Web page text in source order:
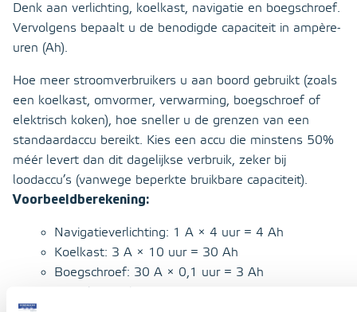
Denk aan verlichting, koelkast, navigatie en boegschroef.
Vervolgens bepaalt u de benodigde capaciteit in ampère-
uren (Ah).
Hoe meer stroomverbruikers u aan boord gebruikt (zoals
een koelkast, omvormer, verwarming, boegschroef of
elektrisch koken), hoe sneller u de grenzen van een
standaardaccu bereikt. Kies een accu die minstens 50%
méér levert dan dit dagelijkse verbruik, zeker bij
loodaccu’s (vanwege beperkte bruikbare capaciteit).
Voorbeeldberekening:
Navigatieverlichting: 1 A × 4 uur = 4 Ah
Koelkast: 3 A × 10 uur = 30 Ah
Boegschroef: 30 A × 0,1 uur = 3 Ah
Totaalverbruik: 37 Ah per dag